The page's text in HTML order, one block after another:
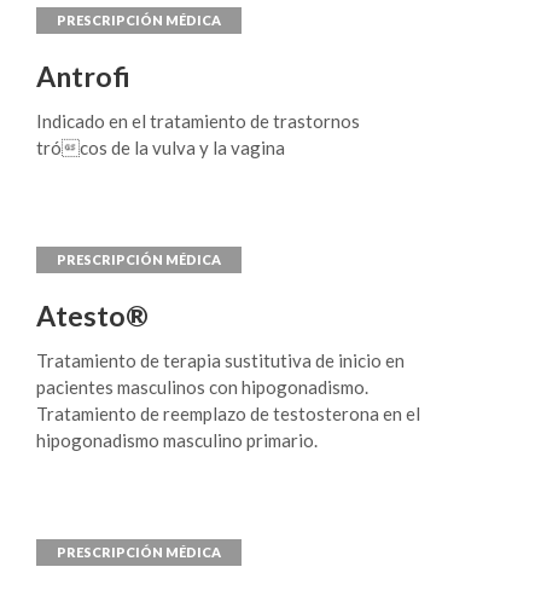
Antrofi
Indicado en el tratamiento de trastornos
trócos de la vulva y la vagina
Atesto®
Tratamiento de terapia sustitutiva de inicio en
pacientes masculinos con hipogonadismo.
Tratamiento de reemplazo de testosterona en el
hipogonadismo masculino primario.